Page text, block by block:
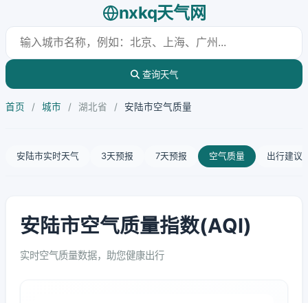
nxkq天气网
查询天气
首页 / 城市 / 湖北省 / 安陆市空气质量
安陆市实时天气 3天预报 7天预报 空气质量 出行建议
安陆市空气质量指数(AQI)
实时空气质量数据，助您健康出行